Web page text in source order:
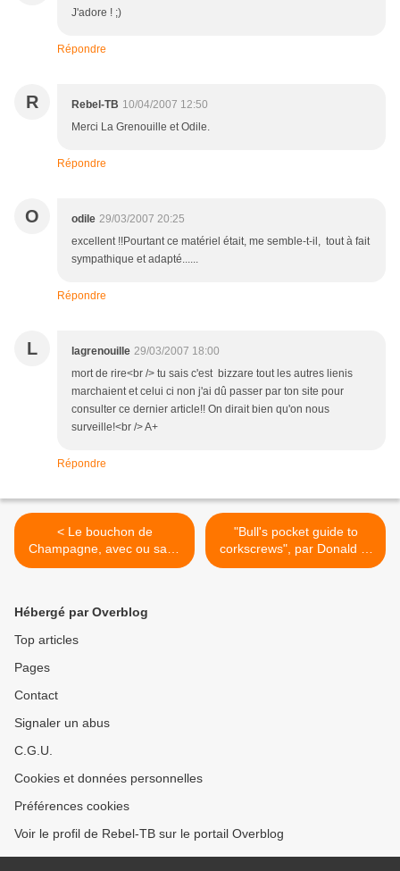
J'adore ! ;)
Répondre
R Rebel-TB 10/04/2007 12:50
Merci La Grenouille et Odile.
Répondre
O odile 29/03/2007 20:25
excellent !!Pourtant ce matériel était, me semble-t-il, tout à fait
sympathique et adapté......
Répondre
L lagrenouille 29/03/2007 18:00
mort de rire<br /> tu sais c'est bizzare tout les autres lienis
marchaient et celui ci non j'ai dû passer par ton site pour
consulter ce dernier article!! On dirait bien qu'on nous
surveille!<br /> A+
Répondre
< Le bouchon de
Champagne, avec ou sans
bruit !
"Bull's pocket guide to
corkscrews", par Donald A.
Bull >
Hébergé par Overblog
Top articles
Pages
Contact
Signaler un abus
C.G.U.
Cookies et données personnelles
Préférences cookies
Voir le profil de Rebel-TB sur le portail Overblog